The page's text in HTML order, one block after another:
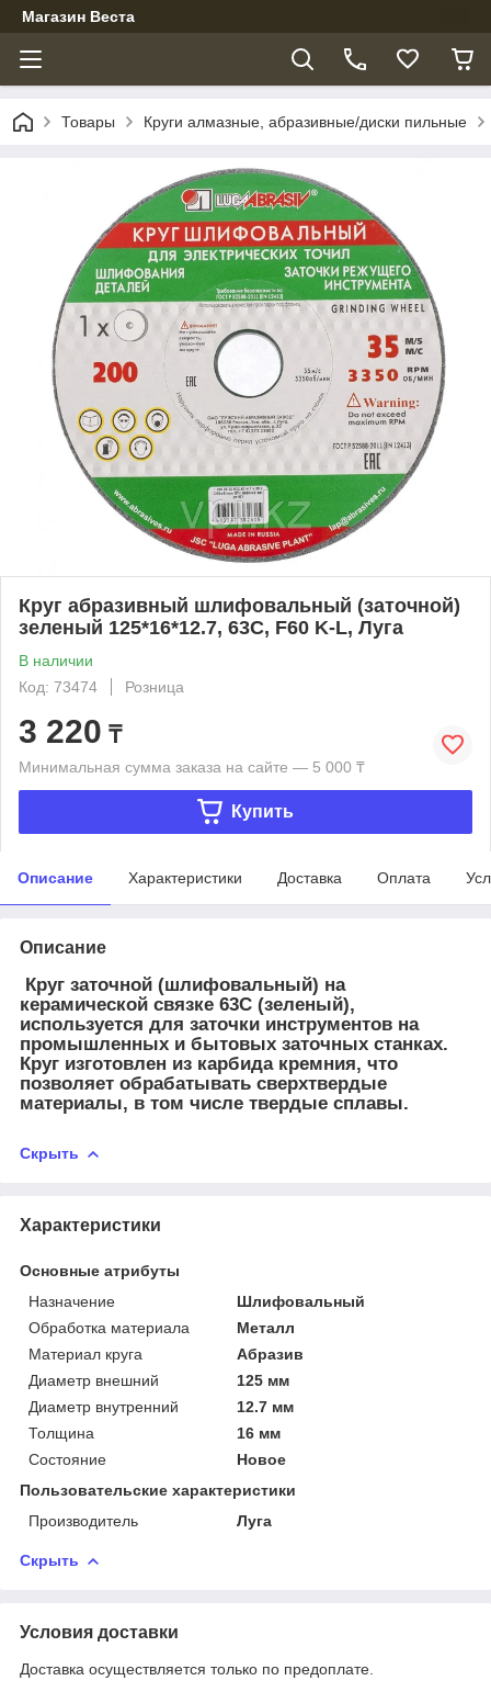
Магазин Веста
Товары Круги алмазные, абразивные/диски пильные
Круг абразивный шлифовальный (заточной)
зеленый 125*16*12.7, 63C, F60 K-L, Луга
В наличии
Код: 73474
Розница
3 220 ₸
Минимальная сумма заказа на сайте — 5 000 ₸
Купить
Описание Характеристики Доставка Оплата
Описание
Круг заточной (шлифовальный) на
керамической связке 63С (зеленый),
используется для заточки инструментов на
промышленных и бытовых заточных станках.
Круг изготовлен из карбида кремния, что
позволяет обрабатывать сверхтвердые
материалы, в том числе твердые сплавы.
Скрыть
Характеристики
Основные атрибуты
Назначение
Шлифовальный
Обработка материала
Металл
Материал круга
Абразив
Диаметр внешний
125 мм
Диаметр внутренний
12.7 мм
Толщина
16 мм
Состояние
Новое
Пользовательские характеристики
Производитель
Луга
Скрыть
Условия доставки
Доставка осуществляется только по предоплате.